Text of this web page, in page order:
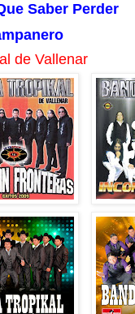
Saber Perder
de Vallenar